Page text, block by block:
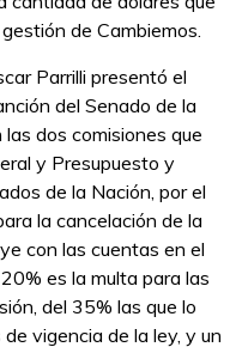
de Cambiemos.
Parrilli presentó el
del Senado de la
dos comisiones que
y Presupuesto y
de la Nación, por el
la cancelación de la
con las cuentas en el
es la multa para las
del 35% las que lo
vigencia de la ley, y un